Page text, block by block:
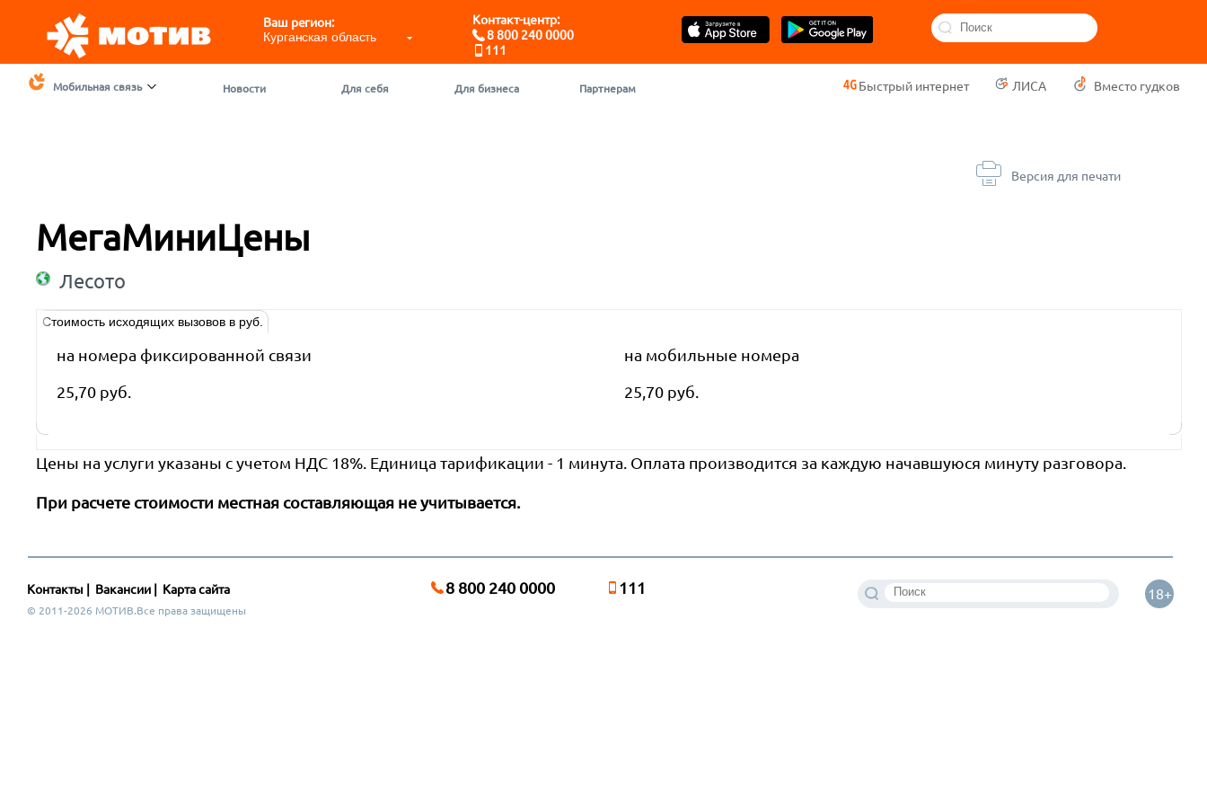
Ваш регион:
Курганская область
Контакт-центр:
8 800 240 0000
111
Быстрый интернет ЛИСА Вместо гудков
Мобильная связь Новости Для себя Для бизнеса Партнерам
Версия для печати
МегаМиниЦены
Лесото
Стоимость исходящих вызовов в руб.
на номера фиксированной связи на мобильные номера
25,70 руб. 25,70 руб.
Цены на услуги указаны с учетом НДС 18%. Единица тарификации - 1 минута. Оплата производится за каждую начавшуюся минуту разговора.
При расчете стоимости местная составляющая не учитывается.
Контакты Вакансии Карта сайта 8 800 240 0000 111 18+
© 2011-2026 МОТИВ.Все права защищены